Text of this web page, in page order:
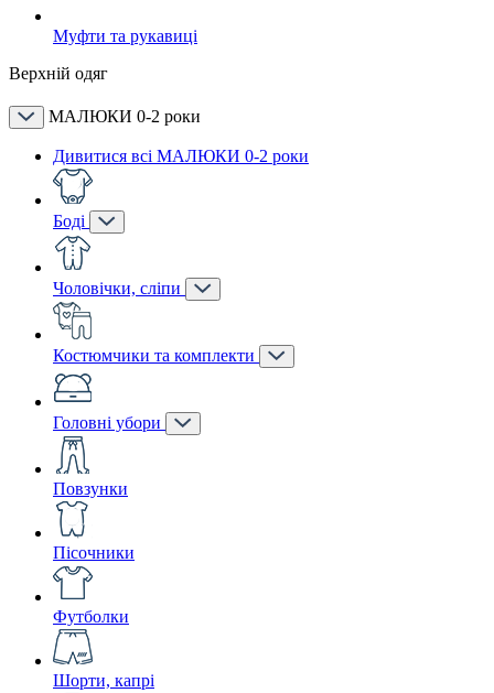
Муфти та рукавиці
Верхній одяг
МАЛЮКИ 0-2 роки
Дивитися всі МАЛЮКИ 0-2 роки
Боді
Чоловічки, сліпи
Костюмчики та комплекти
Головні убори
Повзунки
Пісочники
Футболки
Шорти, капрі